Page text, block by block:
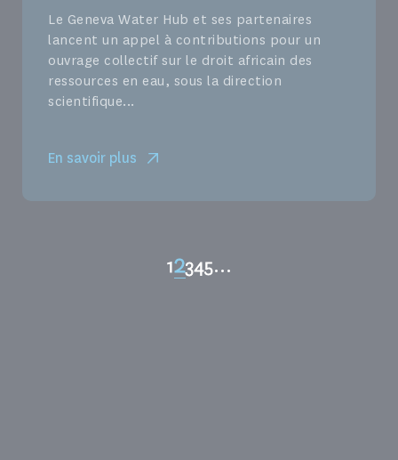
Le Geneva Water Hub et ses partenaires
lancent un appel à contributions pour un
ouvrage collectif sur le droit africain des
ressources en eau, sous la direction
scientifique...
En savoir plus
Page
1 Page
2Page
3Page
4Page
5...